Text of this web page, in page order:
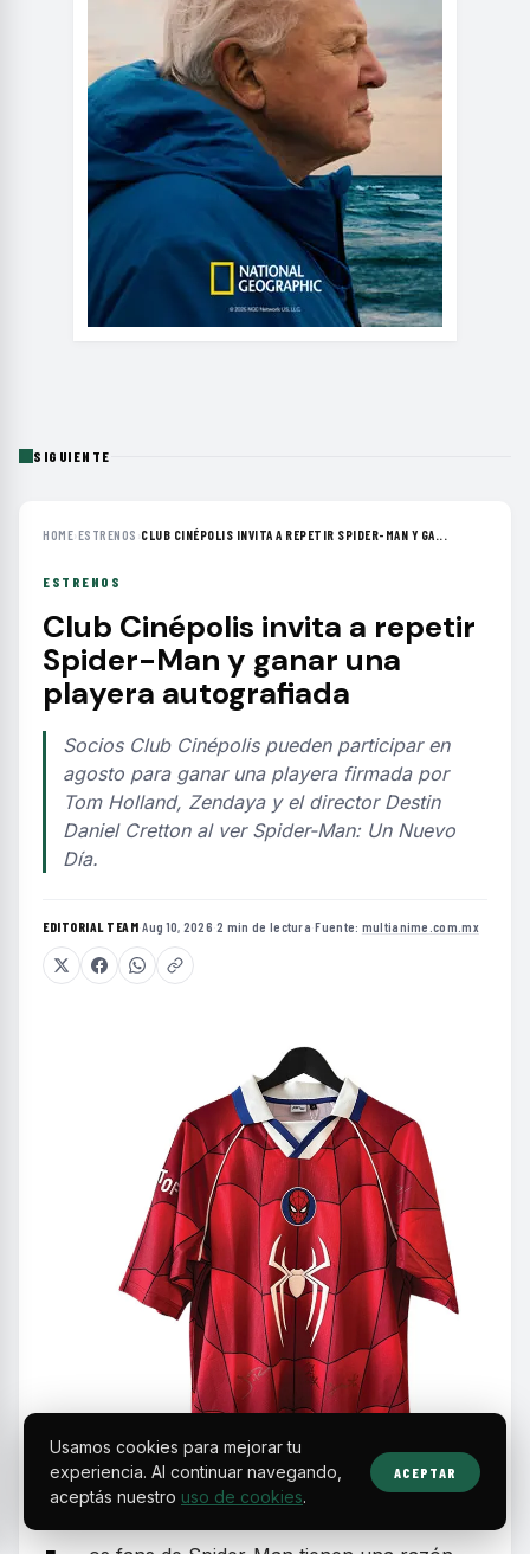
SIGUIENTE
HOME›ESTRENOS ›CLUB CINÉPOLIS INVITA A REPETIR SPIDER-MAN Y GA...
ESTRENOS
Club Cinépolis invita a repetir
Spider-Man y ganar una
playera autografiada
Socios Club Cinépolis pueden participar en
agosto para ganar una playera firmada por
Tom Holland, Zendaya y el director Destin
Daniel Cretton al ver Spider-Man: Un Nuevo
Día.
EDITORIAL TEAM·Aug 10, 2026·2 min de lectura·Fuente: multianime.com.mx
Usamos cookies para mejorar tu
experiencia. Al continuar navegando,
aceptás nuestro uso de cookies.
ACEPTAR